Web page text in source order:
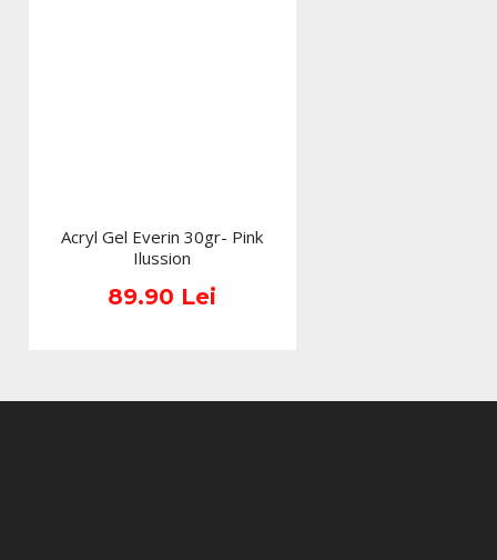
Acryl Gel Everin 30gr- Pink
Ilussion
89.90 Lei